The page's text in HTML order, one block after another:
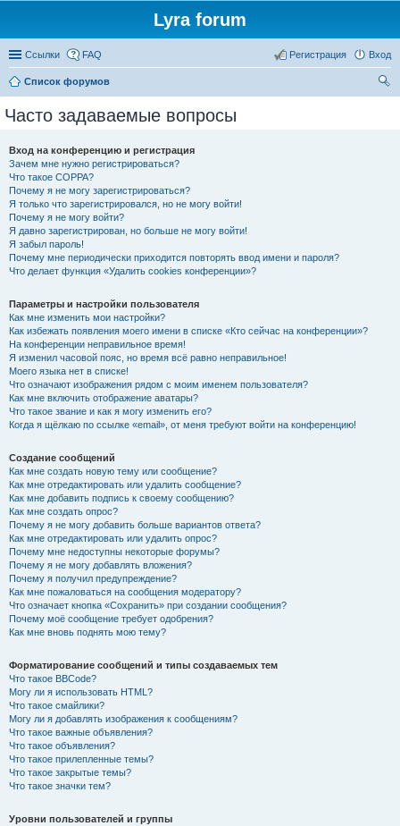
Lyra forum
Ссылки FAQ Вход
Регистрация
Список форумов
Часто задаваемые вопросы
Вход на конференцию и регистрация
Зачем мне нужно регистрироваться?
Что такое COPPA?
Почему я не могу зарегистрироваться?
Я только что зарегистрировался, но не могу войти!
Почему я не могу войти?
Я давно зарегистрирован, но больше не могу войти!
Я забыл пароль!
Почему мне периодически приходится повторять ввод имени и пароля?
Что делает функция «Удалить cookies конференции»?
Параметры и настройки пользователя
Как мне изменить мои настройки?
Как избежать появления моего имени в списке «Кто сейчас на конференции»?
На конференции неправильное время!
Я изменил часовой пояс, но время всё равно неправильное!
Моего языка нет в списке!
Что означают изображения рядом с моим именем пользователя?
Как мне включить отображение аватары?
Что такое звание и как я могу изменить его?
Когда я щёлкаю по ссылке «email», от меня требуют войти на конференцию!
Создание сообщений
Как мне создать новую тему или сообщение?
Как мне отредактировать или удалить сообщение?
Как мне добавить подпись к своему сообщению?
Как мне создать опрос?
Почему я не могу добавить больше вариантов ответа?
Как мне отредактировать или удалить опрос?
Почему мне недоступны некоторые форумы?
Почему я не могу добавлять вложения?
Почему я получил предупреждение?
Как мне пожаловаться на сообщения модератору?
Что означает кнопка «Сохранить» при создании сообщения?
Почему моё сообщение требует одобрения?
Как мне вновь поднять мою тему?
Форматирование сообщений и типы создаваемых тем
Что такое BBCode?
Могу ли я использовать HTML?
Что такое смайлики?
Могу ли я добавлять изображения к сообщениям?
Что такое важные объявления?
Что такое объявления?
Что такое прилепленные темы?
Что такое закрытые темы?
Что такое значки тем?
Уровни пользователей и группы